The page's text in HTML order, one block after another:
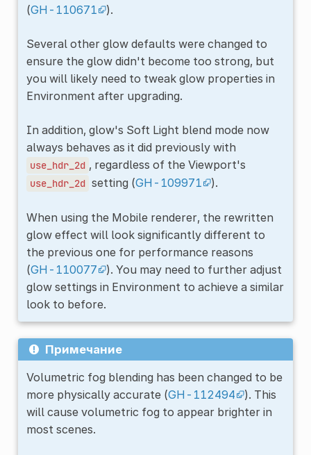
(GH-110671 ).
Several other glow defaults were changed to
ensure the glow didn't become too strong, but
you will likely need to tweak glow properties in
Environment after upgrading.
In addition, glow's Soft Light blend mode now
always behaves as it did previously with
use_hdr_2d , regardless of the Viewport's
use_hdr_2d setting (GH-109971 ).
When using the Mobile renderer, the rewritten
glow effect will look significantly different to
the previous one for performance reasons
(GH-110077
). You may need to further adjust
glow settings in Environment to achieve a similar
look to before.
Примечание
Volumetric fog blending has been changed to be
more physically accurate (GH-112494
). This
will cause volumetric fog to appear brighter in
most scenes.